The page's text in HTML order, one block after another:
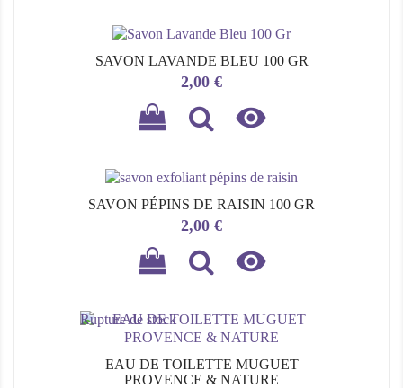
SAVON LAVANDE BLEU 100 GR
Prix
2,00 €

SAVON PÉPINS DE RAISIN 100 GR
Prix
2,00 €

Rupture de stock
EAU DE TOILETTE MUGUET
PROVENCE & NATURE